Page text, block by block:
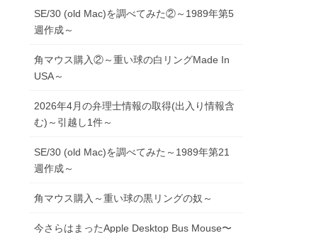
SE/30 (old Mac)を調べてみた②～1989年第5
週作成～
角マウス購入②～重い球の白リングMade In
USA～
2026年4月の弁理士情報の取得(出入り情報含
む)～引越し1件～
SE/30 (old Mac)を調べてみた～1989年第21
週作成～
角マウス購入～重い球の黒リングの奴～
今さらはまったApple Desktop Bus Mouse〜